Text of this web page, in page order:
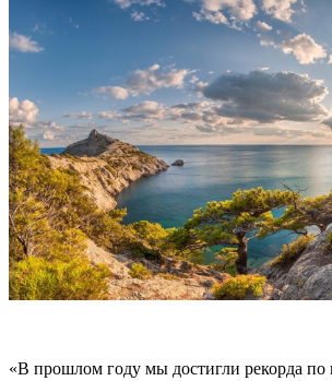
«В прошлом году мы достигли рекорда по